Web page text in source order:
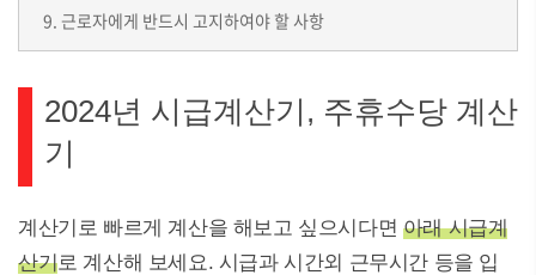
근로자에게 반드시 고지하여야 할 사항
2024년 시급계산기, 주휴수당 계산
기
계산기로 빠르게 계산을 해보고 싶으시다면 아래 시급계
산기로 계산해 보세요. 시급과 시간외 근무시간 등을 입